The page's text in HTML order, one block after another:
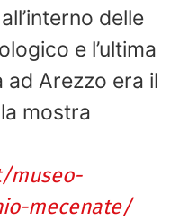
delle
e l’ultima
ad Arezzo era il
mostra
museo-
mecenate/